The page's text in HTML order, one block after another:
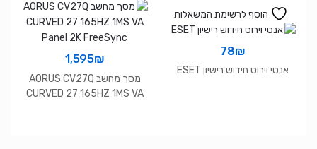
הוסף לרשימת המשאלות
78₪
אנטי וירוס חידוש רישיון ESET
1,595₪
מסך מחשב AORUS CV27Q
CURVED 27 165HZ 1MS VA